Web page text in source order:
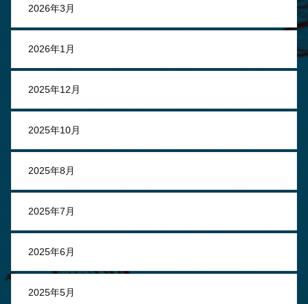
2026年3月
2026年1月
2025年12月
2025年10月
2025年8月
2025年7月
2025年6月
2025年5月